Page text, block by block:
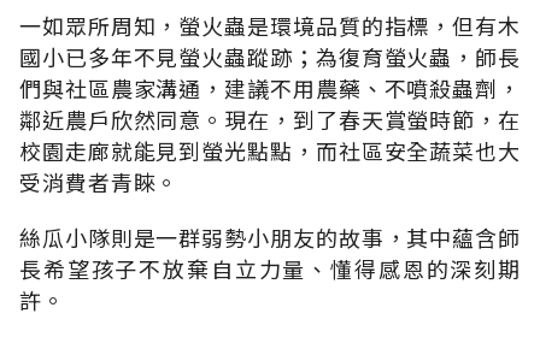
一如眾所周知，螢火蟲是環境品質的指標，但有木
國小已多年不見螢火蟲蹤跡；為復育螢火蟲，師長
們與社區農家溝通，建議不用農藥、不噴殺蟲劑，
鄰近農戶欣然同意。現在，到了春天賞螢時節，在
校園走廊就能見到螢光點點，而社區安全蔬菜也大
受消費者青睞。
絲瓜小隊則是一群弱勢小朋友的故事，其中蘊含師
長希望孩子不放棄自立力量、懂得感恩的深刻期
許。